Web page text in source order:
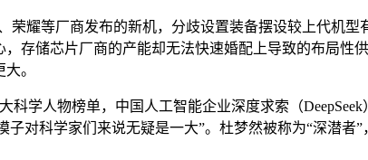
耀等厂商发布的新机，分歧设置装备摆设较上代机型
存储芯片厂商的产能却无法快速婚配上导致的布局性
。
学人物榜单，中国人工智能企业深度求索（
子对科学家们来说无疑是一大”。杜梦然被称为“深潜